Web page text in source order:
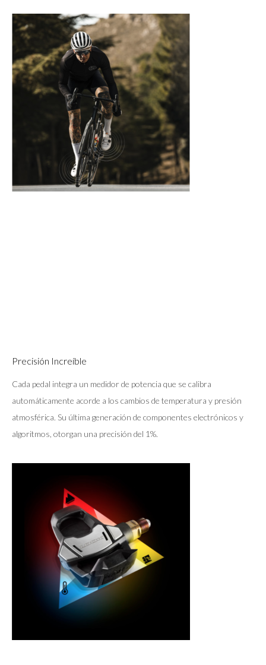
Precisión Increíble
Cada pedal integra un medidor de potencia que se calibra
automáticamente acorde a los cambios de temperatura y presión
atmosférica. Su última generación de componentes electrónicos y
algoritmos, otorgan una precisión del 1%.